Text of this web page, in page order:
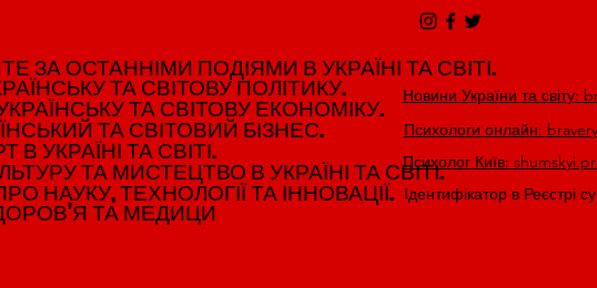
ЗА ОСТАННІМИ ПОДІЯМИ В УКРАЇНІ ТА СВІТІ.
ТА СВІТОВУ ПОЛІТИКУ.
ТА СВІТОВУ ЕКОНОМІКУ.
ТА СВІТОВИЙ БІЗНЕС.
УКРАЇНІ ТА СВІТІ.
ТА МИСТЕЦТВО В УКРАЇНІ ТА СВІТІ.
НАУКУ, ТЕХНОЛОГІЇ ТА ІННОВАЦІЇ.
ТА МЕДИЦИ
ЗА ОСТАННІМИ ПОДІЯМИ В УКРАЇНІ ТА СВІТІ.
ТА СВІТОВУ ПОЛІТИКУ.
ТА СВІТОВУ ЕКОНОМІКУ.
ТА СВІТОВИЙ БІЗНЕС.
УКРАЇНІ ТА СВІТІ.
ТА МИСТЕЦТВО В УКРАЇНІ ТА СВІТІ.
НАУКУ, ТЕХНОЛОГІЇ ТА ІННОВАЦІЇ.
ТА МЕДИЦИ
Новини України та світу:
Психологи онлайн:
Психолог Київ:
Ідентифікатор в Реєстрі